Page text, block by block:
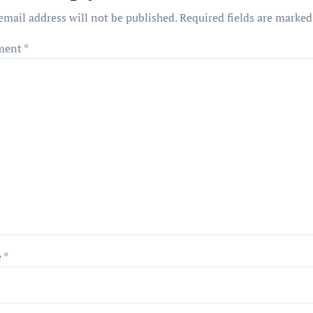
address will not be published.Required fields are
*
*